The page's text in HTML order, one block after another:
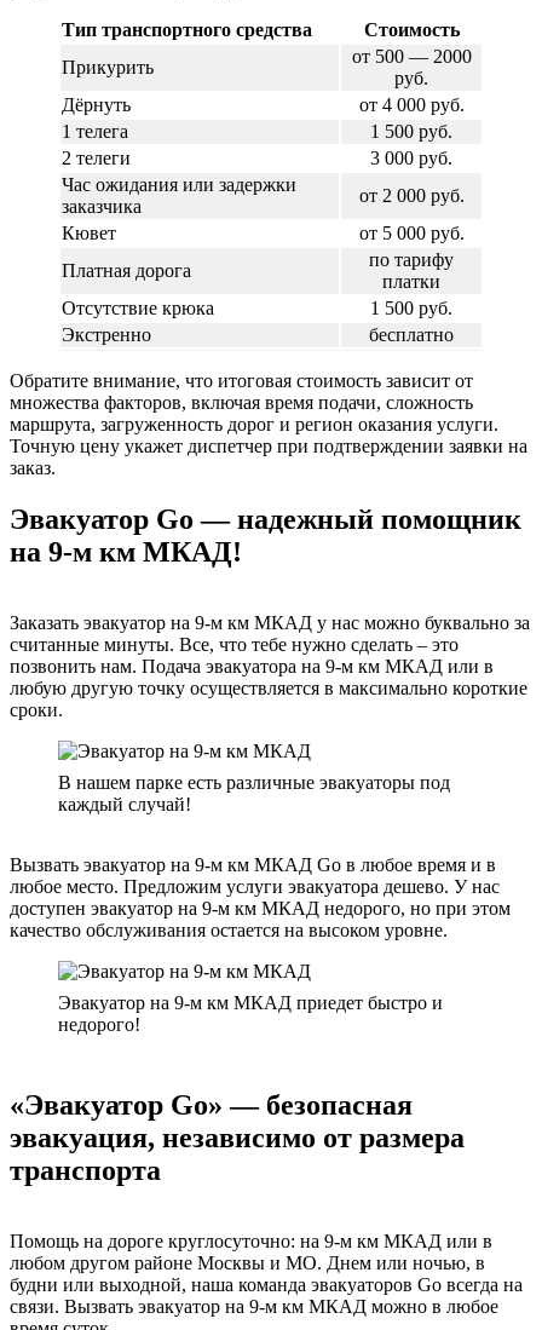
Тип транспортного средства
Стоимость
Прикурить
от 500 — 2000
руб.
Дёрнуть
от 4 000 руб.
1 телега
1 500 руб.
2 телеги
3 000 руб.
Час ожидания или задержки
заказчика
от 2 000 руб.
Кювет
от 5 000 руб.
Платная дорога
по тарифу
платки
Отсутствие крюка
1 500 руб.
Экстренно
бесплатно
Обратите внимание, что итоговая стоимость зависит от
множества факторов, включая время подачи, сложность
маршрута, загруженность дорог и регион оказания услуги.
Точную цену укажет диспетчер при подтверждении заявки на
заказ.
Эвакуатор Go — надежный помощник
на 9-м км МКАД!
Заказать эвакуатор на 9-м км МКАД у нас можно буквально за
считанные минуты. Все, что тебе нужно сделать – это
позвонить нам. Подача эвакуатора на 9-м км МКАД или в
любую другую точку осуществляется в максимально короткие
сроки.
В нашем парке есть различные эвакуаторы под
каждый случай!
Вызвать эвакуатор на 9-м км МКАД Go в любое время и в
любое место. Предложим услуги эвакуатора дешево. У нас
доступен эвакуатор на 9-м км МКАД недорого, но при этом
качество обслуживания остается на высоком уровне.
Эвакуатор на 9-м км МКАД приедет быстро и
недорого!
«Эвакуатор Go» — безопасная
эвакуация, независимо от размера
транспорта
Помощь на дороге круглосуточно: на 9-м км МКАД или в
любом другом районе Москвы и МО. Днем или ночью, в
будни или выходной, наша команда эвакуаторов Go всегда на
связи. Вызвать эвакуатор на 9-м км МКАД можно в любое